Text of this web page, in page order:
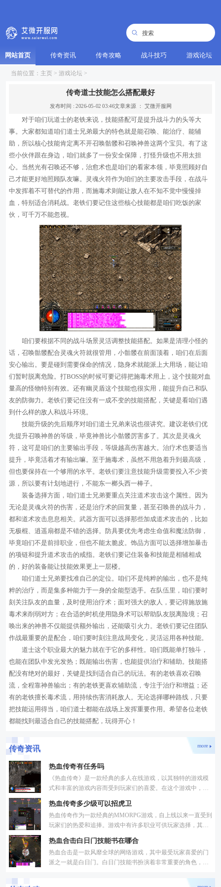
网站首页 传奇资讯 传奇攻略 战斗技巧 游戏论坛
当前位置： 主页 > 游戏论坛 >
传奇道士技能怎么搭配最好
发布时间 : 2026-05-02 03:46文章来源 ： 艾微开服网
对于咱们玩道士的老铁来说，技能搭配可是提升战斗力的头等大
事。大家都知道咱们道士兄弟最大的特色就是能召唤、能治疗、能辅
助，所以核心技能肯定离不开召唤骷髅和召唤神兽这两个宝贝。有了这
些小伙伴跟在身边，咱们就多了一份安全保障，打怪升级也不用太担
心。当然光有召唤还不够，治愈术也是咱们的看家本领，毕竟照顾好自
己才能更好地照顾队友嘛。灵魂火符作为咱们的主要攻击手段，在战斗
中发挥着不可替代的作用，而施毒术则能让敌人在不知不觉中慢慢掉
血，特别适合消耗战。老铁们要记住这些核心技能都是咱们吃饭的家
伙，可千万不能忽视。
咱们要根据不同的战斗场景灵活调整技能搭配。如果是清理小怪的
话，召唤骷髅配合灵魂火符就很管用，小骷髅在前面顶着，咱们在后面
安心输出。要是碰到需要保命的情况，隐身术就能派上大用场，能让咱
们暂时脱离危险。打BOSS的时候可要记得把施毒术用上，这个技能对血
量高的怪物特别有效。还有幽灵盾这个技能也很实用，能提升自己和队
友的防御力。老铁们要记住没有一成不变的技能搭配，关键是看咱们遇
到什么样的敌人和战斗环境。
技能升级的先后顺序对咱们道士兄弟来说也很讲究。建议老铁们优
先提升召唤神兽的等级，毕竟神兽比小骷髅厉害多了。其次是灵魂火
符，这可是咱们的主要输出手段，等级越高伤害越大。治疗术也要适当
提升，毕竟活着才有输出嘛。至于施毒术，虽然不用急着升到最高级，
但也要保持在一个够用的水平。老铁们要注意技能升级需要投入不少资
源，所以要有计划地进行，不能东一榔头西一棒子。
装备选择方面，咱们道士兄弟要重点关注道术攻击这个属性。因为
无论是灵魂火符的伤害，还是治疗术的回复量，甚至召唤兽的战斗力，
都和道术攻击息息相关。武器方面可以选择那些加成道术攻击的，比如
无极棍、逍遥扇都是不错的选择。防具要优先考虑生命值和魔法防御，
毕竟咱们不是前排职业，但也不能太脆皮。饰品方面可以选择增加暴击
的项链和提升道术攻击的戒指。老铁们要记住装备和技能是相辅相成
的，好的装备能让技能效果更上一层楼。
咱们道士兄弟要找准自己的定位。咱们不是纯粹的输出，也不是纯
粹的治疗，而是集多种能力于一身的全能型选手。在队伍里，咱们要时
刻关注队友的血量，及时使用治疗术；面对强大的敌人，要记得施放施
毒术来削弱对方；在合适的时机使用隐身术可以帮助队友脱离险境；召
唤出来的神兽不仅能提供额外输出，还能吸引火力。老铁们要记住团队
作战最重要的是配合，咱们要时刻注意战局变化，灵活运用各种技能。
道士这个职业最大的魅力就在于它的多样性。咱们既能单打独斗，
也能在团队中发光发热；既能输出伤害，也能提供治疗和辅助。技能搭
配没有绝对的最好，关键是找到适合自己的玩法。有的老铁喜欢召唤
流，全程靠神兽输出；有的老铁更喜欢辅助流，专注于治疗和增益；还
有的老铁擅长毒术流，用持续伤害消耗敌人。无论选择哪种路线，只要
把技能运用得当，咱们道士都能在战场上发挥重要作用。希望各位老铁
都能找到最适合自己的技能搭配，玩得开心！
传奇资讯 more
热血传奇有任务吗
《热血传奇》是一款经典的多人在线游戏，以其独特的游戏模
式和丰富的游戏内容而受到玩家们的喜爱。在这个游戏中，有
热血传奇多少级可以招虎卫
热血传奇作为一款经典的MMORPG游戏，自上线以来一直受到
玩家们的热爱和追捧。游戏中有许多职业可供玩家选择，其中
顶级
热血合击白日门技能书在哪合
热血合击是一款风靡全球的网络游戏，其中最受玩家喜爱的门
派之一就是白日门。白日门技能书扮演着非常重要的角色，它